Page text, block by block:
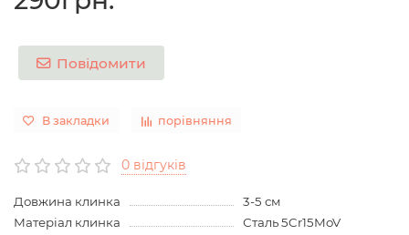
Повідомити
В закладки порівняння
0 відгуків
Довжина клинка
3-5 см
Матеріал клинка
Сталь 5Cr15MoV